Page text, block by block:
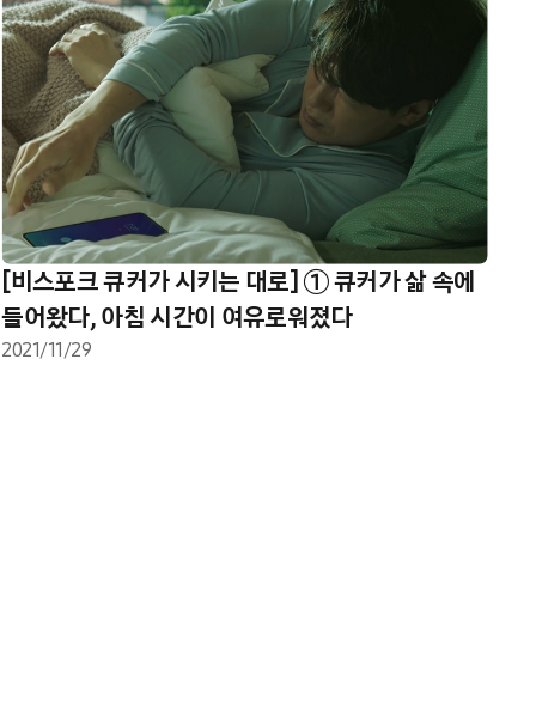
[비스포크 큐커가 시키는 대로] ① 큐커가 삶 속에
들어왔다, 아침 시간이 여유로워졌다
2021/11/29